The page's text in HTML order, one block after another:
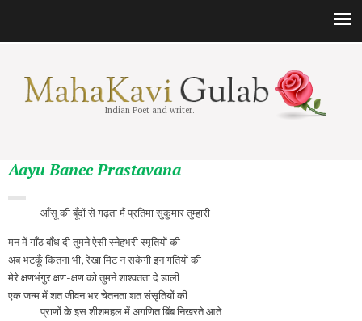
Indian Poet and writer.
Aayu Banee Prastavana
आँसू की बूँदों से गढ़ता मैं प्रतिमा सुकुमार तुम्हारी
मन में गाँठ बाँध दी तुमने ऐसी स्नेहभरी स्मृतियों की
अब भटकूँ कितना भी, रेखा मिट न सकेगी इन गतियों की
मेरे क्षणभंगुर क्षण-क्षण को तुमने शाश्वतता दे डाली
एक जन्म में शत जीवन भर चेतनता शत संसृतियों की
प्राणों के इस शीशमहल में अगणित बिंब निखरते आते